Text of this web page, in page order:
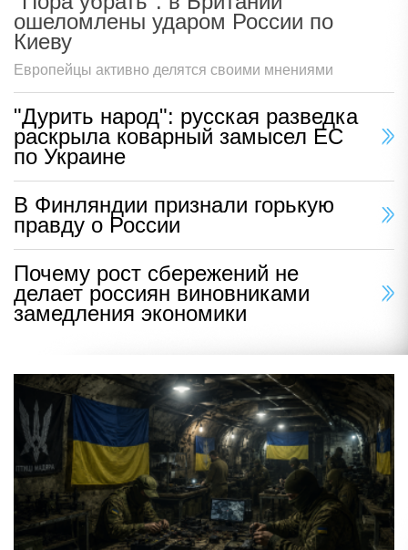
ошеломлены ударом России по
Киеву
Европейцы активно делятся своими мнениями
"Дурить народ": русская разведка
раскрыла коварный замысел ЕС
по Украине
В Финляндии признали горькую
правду о России
Почему рост сбережений не
делает россиян виновниками
замедления экономики